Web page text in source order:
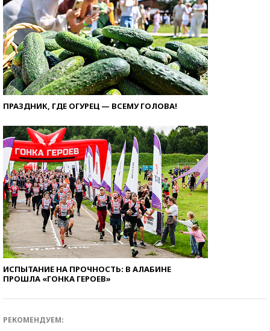
ПРАЗДНИК, ГДЕ ОГУРЕЦ — ВСЕМУ ГОЛОВА!
ИСПЫТАНИЕ НА ПРОЧНОСТЬ: В АЛАБИНЕ
ПРОШЛА «ГОНКА ГЕРОЕВ»
РЕКОМЕНДУЕМ: